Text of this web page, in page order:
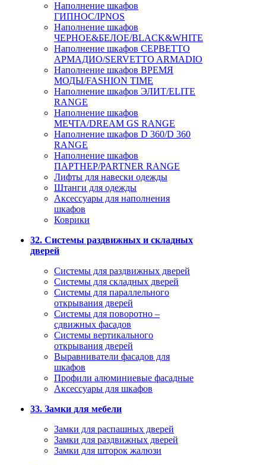
Наполнение шкафов
ГИПНОС/IPNOS
Наполнение шкафов
ЧЕРНОЕ&БЕЛОЕ/BLACK&WHITE
Наполнение шкафов СЕРВЕТТО
АРМАДИО/SERVETTO ARMADIO
Наполнение шкафов ВРЕМЯ
МОДЫ/FASHION TIME
Наполнение шкафов ЭЛИТ/ELITE
RANGE
Наполнение шкафов
МЕЧТА/DREAM GS RANGE
Наполнение шкафов D 360/D 360
RANGE
Наполнение шкафов
ПАРТНЕР/PARTNER RANGE
Лифты для навески одежды
Штанги для одежды
Аксессуары для наполнения
шкафов
Коврики
32. Системы раздвижных и складных
дверей
Системы для раздвижных дверей
Системы для складных дверей
Системы для параллельного
открывания дверей
Системы для поворотно –
сдвижных фасадов
Системы вертикального
открывания дверей
Выравниватели фасадов для
шкафов
Профили алюминиевые фасадные
Аксессуары для шкафов
33. Замки для мебели
Замки для распашных дверей
Замки для раздвижных дверей
Замки для шторок жалюзи